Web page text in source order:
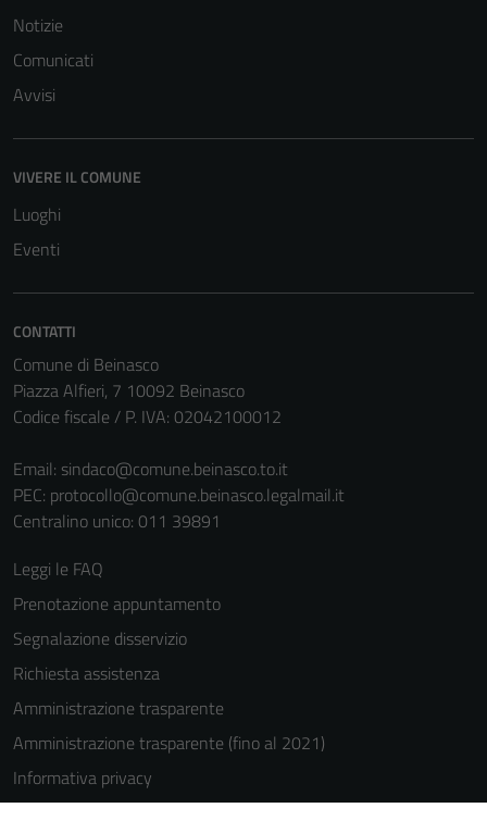
Notizie
Comunicati
Avvisi
VIVERE IL COMUNE
Luoghi
Eventi
CONTATTI
Comune di Beinasco
Piazza Alfieri, 7 10092 Beinasco
Codice fiscale / P. IVA: 02042100012
Email: sindaco@comune.beinasco.to.it
PEC: protocollo@comune.beinasco.legalmail.it
Centralino unico: 011 39891
Leggi le FAQ
Prenotazione appuntamento
Segnalazione disservizio
Richiesta assistenza
Amministrazione trasparente
Amministrazione trasparente (fino al 2021)
Informativa privacy
Cookie Policy